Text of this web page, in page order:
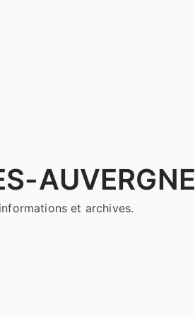
AUVERGNE
et archives.